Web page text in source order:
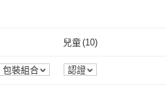
兒童(10)
兒童
包裝組合 認證